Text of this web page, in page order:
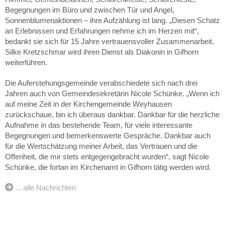
Begegnungen im Büro und zwischen Tür und Angel,
Sonnenblumenaktionen – ihre Aufzählung ist lang. „Diesen Schatz
an Erlebnissen und Erfahrungen nehme ich im Herzen mit“,
bedankt sie sich für 15 Jahre vertrauensvoller Zusammenarbeit.
Silke Kretzschmar wird ihren Dienst als Diakonin in Gifhorn
weiterführen.
Die Auferstehungsgemeinde verabschiedete sich nach drei
Jahren auch von Gemeindesekretärin Nicole Schünke. „Wenn ich
auf meine Zeit in der Kirchengemeinde Weyhausen
zurückschaue, bin ich überaus dankbar. Dankbar für die herzliche
Aufnahme in das bestehende Team, für viele interessante
Begegnungen und bemerkenswerte Gespräche. Dankbar auch
für die Wertschätzung meiner Arbeit, das Vertrauen und die
Offenheit, die mir stets entgegengebracht wurden“, sagt Nicole
Schünke, die fortan im Kirchenamt in Gifhorn tätig werden wird.
... alle Nachrichten